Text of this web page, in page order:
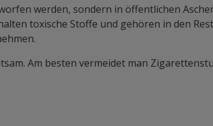
werden, sondern in öffentlichen
toxische Stoffe und gehören in den
Am besten vermeidet man